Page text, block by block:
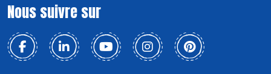
Nous suivre sur